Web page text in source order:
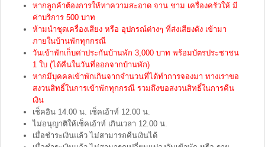
หากลูกค้าต้องการให้ทาความสะอาด จาน ชาม เครื่องครัวให้ มี
ค่าบริการ 500 บาท
ห้ามนำชุดเครื่องเสียง หรือ อุปกรณ์ต่างๆ ที่ส่งเสียงดัง เข้ามา
ภายในบ้านพักทุกกรณี
วันเข้าพักเก็บค่าประกันบ้านพัก 3,000 บาท พร้อมบัตรประชาชน
1 ใบ (ได้คืนในวันที่ออกจากบ้านพัก)
หากมีบุคคลเข้าพักเกินจากจำนวนที่ได้ทำการจองมา ทางเราขอ
สงวนสิทธิ์ในการเข้าพักทุกกรณี รวมถึงขอสงวนสิทธิ์ในการคืน
เงิน
เช็คอิน 14.00 น. เช็คเอ้าท์ 12.00 น.
ไม่อนุญาติให้เช็คเอ้าท์ เกินเวลา 12.00 น.
เมื่อชำระเงินแล้ว ไม่สามารถคืนเงินได้